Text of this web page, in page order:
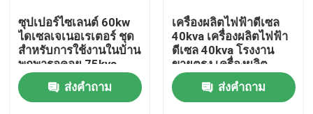
ขอใบเสนอราคา
เครื่องกำเนิดไฟฟ้าดีเซลคัมมินส์
ซุปเปอร์ไซเลนต์ 60kw
ไดเซลเจเนอเรเตอร์ ชุด
สําหรับการใช้งานในบ้าน
พกพารอคอย 75kva
YANGDONG เครื่องยนต์
ไดเซลเจเนอเรเตอร์
ความจุ
ส่งคำถาม
เครื่องผลิตไฟฟ้าดีเซล
40kva เครื่องผลิตไฟฟ้า
ดีเซล 40kva โรงงาน
ขายตรง เครื่องผลิต
ไฟฟ้าดีเซลเงียบ 32kw
ความจุ
ส่งคำถาม